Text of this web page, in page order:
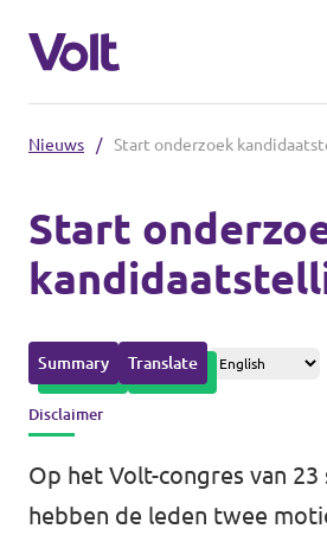
Volt Amsterdam
Volt Arnhem
Volt Delft
...alle Volt gemeenten
Afdelingen in de
Standpunten
Over Volt
Mensen
Nieuws
Nieuws / Start onderzoek
Start
Summary Translate
Disclaimer
Op het Volt-congres van
hebben de leden twee